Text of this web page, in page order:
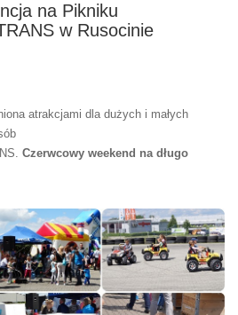
na Pikniku
w Rusocinie
atrakcjami dla dużych i małych
Czerwcowy weekend na długo